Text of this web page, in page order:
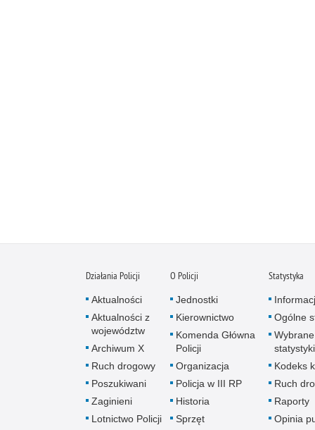
Działania Policji
Aktualności
Aktualności z
województw
Archiwum X
Ruch drogowy
Poszukiwani
Zaginieni
Lotnictwo Policji
O Policji
Jednostki
Kierownictwo
Komenda Główna
Policji
Organizacja
Policja w III RP
Historia
Sprzęt
Statystyka
Ogólne
Wybrane
statystyki
Kodeks
Ruch
Raporty
Opinia